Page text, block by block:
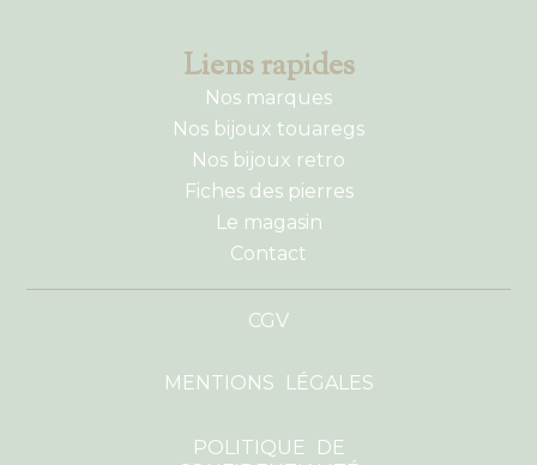
Liens rapides
Nos marques
Nos bijoux touaregs
Nos bijoux retro
Fiches des pierres
Le magasin
Contact
CGV
MENTIONS LÉGALES
POLITIQUE DE